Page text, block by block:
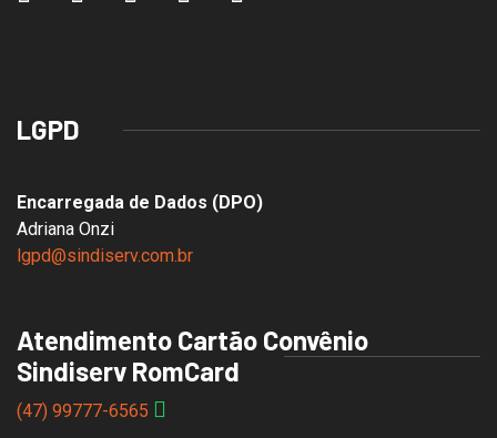
LGPD
Encarregada de Dados (DPO)
Adriana Onzi
lgpd@sindiserv.com.br
Atendimento Cartão Convênio
Sindiserv RomCard
(47) 99777-6565